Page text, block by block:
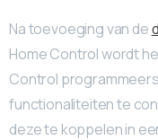
Na toevoeging van de
Home Control wordt
Control
functionaliteiten te
deze te koppelen in